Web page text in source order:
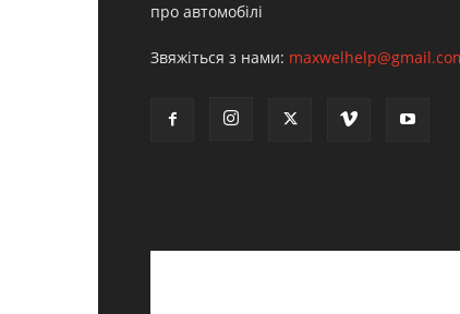
про автомобілі
Звяжіться з нами: